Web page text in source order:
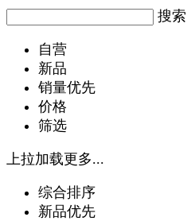
搜索
自营
新品
销量优先
价格
筛选
上拉加载更多...
综合排序
新品优先